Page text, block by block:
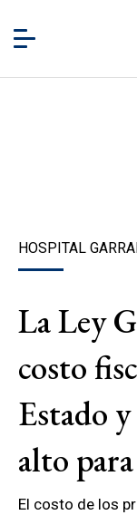
HOSPITAL
La Ley
costo
Estado
alto
El costo de los